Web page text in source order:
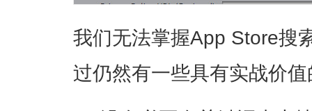
我们无法掌握App Store搜
过仍然有一些具有实战价